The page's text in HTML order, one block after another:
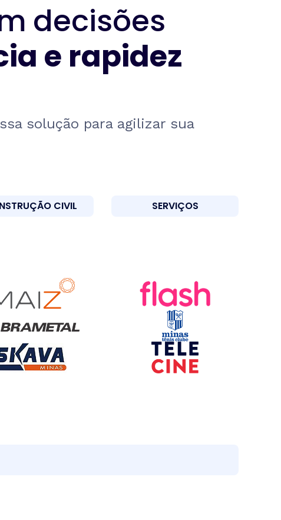
decisões
e rapidez
solução para agilizar sua
CIVIL SERVIÇOS